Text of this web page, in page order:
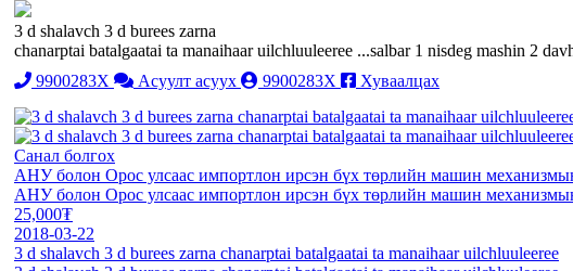
3 d shalavch 3 d burees zarna
chanarptai batalgaatai ta manaihaar uilchluuleeree ...salbar 1 nisdeg mashin 2
9900283X
Асуулт асуух 9900283X Хуваалцах
Санал болгох
АНУ болон Орос улсаас импортлон ирсэн бүх төрлийн машин
АНУ болон Орос улсаас импортлон ирсэн бүх төрлийн машин
25,000₮
2018-03-22
3 d shalavch 3 d burees zarna chanarptai batalgaatai ta manaihaar uilchluuleeree